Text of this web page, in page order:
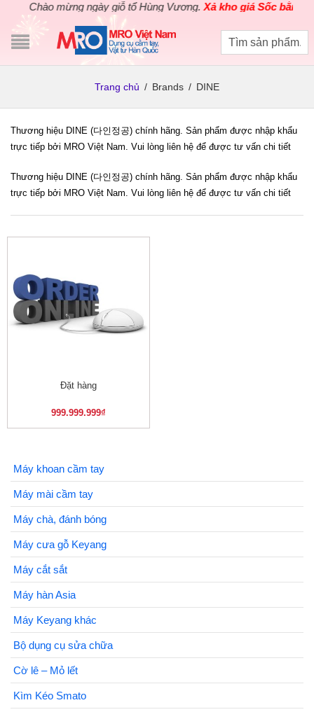
Chào mừng ngày giỗ tổ Hùng Vương.Xả kho giá Sốc bằng giá
Trang chủ / Brands / DINE
Thương hiệu DINE (다인정공) chính hãng. Sản phẩm được nhập khẩu
trực tiếp bởi MRO Việt Nam. Vui lòng liên hệ để được tư vấn chi tiết
Thương hiệu DINE (다인정공) chính hãng. Sản phẩm được nhập khẩu
trực tiếp bởi MRO Việt Nam. Vui lòng liên hệ để được tư vấn chi tiết
Đặt hàng
999.999.999₫
Máy khoan cầm tay
Máy mài cầm tay
Máy chà, đánh bóng
Máy cưa gỗ Keyang
Máy cắt sắt
Máy hàn Asia
Máy Keyang khác
Bộ dụng cụ sửa chữa
Cờ lê – Mỏ lết
Kìm Kéo Smato